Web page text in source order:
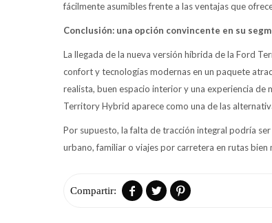
fácilmente asumibles frente a las ventajas que
Conclusión: una opción convincente en su
La llegada de la nueva versión híbrida de la Ford
confort y tecnologías modernas en un paquete
realista, buen espacio interior y una experiencia
Territory Hybrid aparece como una de las
Por supuesto, la falta de tracción integral podría
urbano, familiar o viajes por carretera en rutas
  